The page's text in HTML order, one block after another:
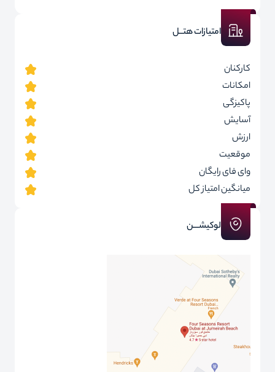
امتیازات هتــل
کارکنان
امکانات
پاکیزگی
آسایش
ارزش
موقعیت
وای فای رایگان
میانگین امتیاز کل
لوکیشـــن